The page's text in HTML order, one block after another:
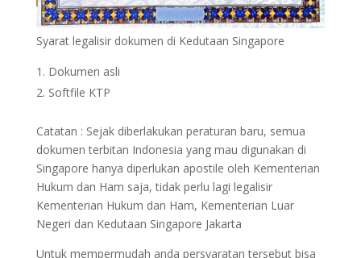
Syarat legalisir dokumen di Kedutaan Singapore
Dokumen asli
Softfile KTP
Catatan : Sejak diberlakukan peraturan baru, semua
dokumen terbitan Indonesia yang mau digunakan di
Singapore hanya diperlukan apostile oleh Kementerian
Hukum dan Ham saja, tidak perlu lagi legalisir
Kementerian Hukum dan Ham, Kementerian Luar
Negeri dan Kedutaan Singapore Jakarta
Untuk mempermudah anda persyaratan tersebut bisa